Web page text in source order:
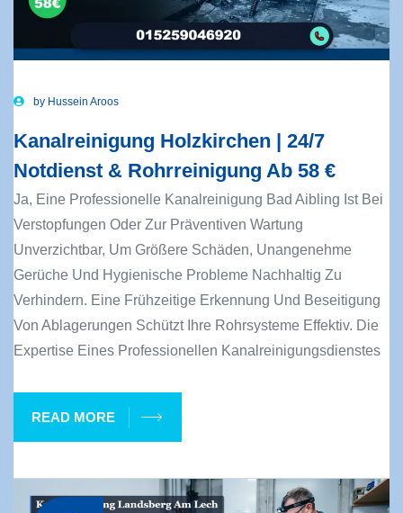
by Hussein Aroos
Kanalreinigung Holzkirchen | 24/7
Notdienst & Rohrreinigung Ab 58 €
Ja, Eine Professionelle Kanalreinigung Bad Aibling Ist Bei
Verstopfungen Oder Zur Präventiven Wartung
Unverzichtbar, Um Größere Schäden, Unangenehme
Gerüche Und Hygienische Probleme Nachhaltig Zu
Verhindern. Eine Frühzeitige Erkennung Und Beseitigung
Von Ablagerungen Schützt Ihre Rohrsysteme Effektiv. Die
Expertise Eines Professionellen Kanalreinigungsdienstes
READ MORE